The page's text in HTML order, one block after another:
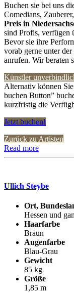
Buchen sie bei uns
Comedians,
Preis in
sind Profis, verfügen
Bevor sie ihre
vorab gerne unter der
anrufen. Wir beraten
Künstler
Alternativ können
buchen Button”
kurzfristig die
Jetzt buchen!
Zurück zu Artisten
Read more
Ullich Steybe
Ort,
Hessen und
Haarfarbe
Braun
Augenfarbe
Blau-Grau
Gewicht
85 kg
Größe
1,85 m